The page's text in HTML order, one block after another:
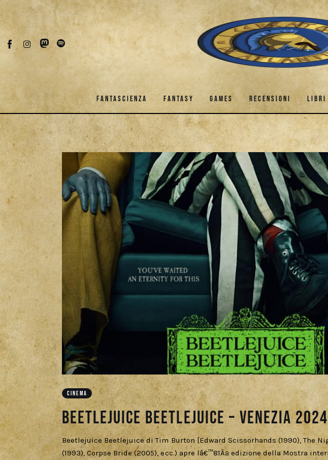
FANTASCIENZA FANTASY GAMES RECENSIONI LIBRI
FANTASCIENZA FANTASY GAMES RECENSIONI
Fantascienza
Fantasy
Recensioni
Libri e fumetti
Cercatori
Download
CINEMA
Beetlejuice Beetlejuice – Venezia 2024
Beetlejuice Beetlejuice di Tim Burton [Edward Scissorhands (1990), The
(1993), Corpse Bride (2005), ecc.) apre lâ€™81Âª edizione della Mostra